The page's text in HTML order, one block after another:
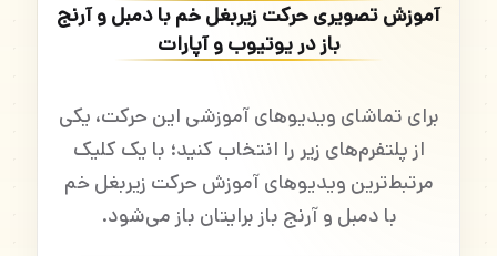
آموزش تصویری حرکت زیربغل خم با دمبل و آرنج
باز در یوتیوب و آپارات
برای تماشای ویدیوهای آموزشی این حرکت، یکی
از پلتفرم‌های زیر را انتخاب کنید؛ با یک کلیک
مرتبط‌ترین ویدیوهای آموزش حرکت زیربغل خم
با دمبل و آرنج باز برایتان باز می‌شود.